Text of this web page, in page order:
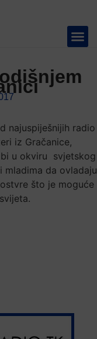
najuspiješnijih radio
iz Gračanice,
bi u okviru svjetskog
mladima da ovladaju
što je moguće